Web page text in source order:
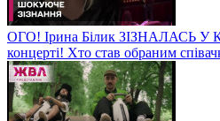
ОГО! Ірина Білик ЗІЗНАЛАСЬ У
концерті! Хто став обраним